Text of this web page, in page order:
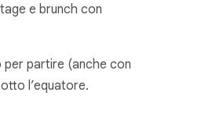
e brunch con
per partire (anche con
l’equatore.